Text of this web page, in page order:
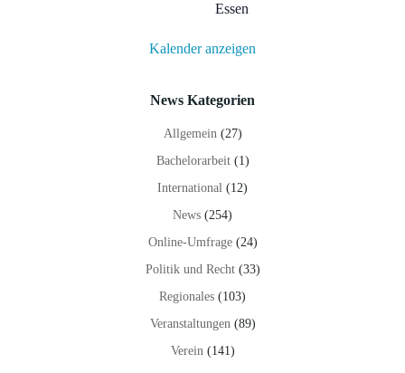
Essen
Kalender anzeigen
News Kategorien
Allgemein(27)
Bachelorarbeit(1)
International (12)
News (254)
Online-Umfrage(24)
Politik und Recht(33)
Regionales (103)
Veranstaltungen(89)
Verein(141)